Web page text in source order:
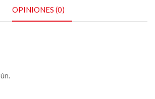
OPINIONES (0)